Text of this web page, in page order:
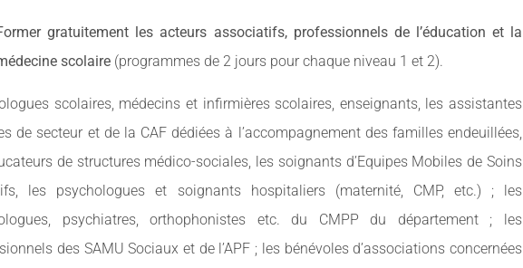
gratuitement les acteurs associatifs, professionnels de l’éducation et la
scolaire (programmes de 2 jours pour chaque niveau 1 et 2).
scolaires, médecins et infirmières scolaires, enseignants, les assistantes
de secteur et de la CAF dédiées à l’accompagnement des familles endeuillées,
de structures médico-sociales, les soignants d’Equipes Mobiles de Soins
les psychologues et soignants hospitaliers (maternité, CMP, etc.) ; les
psychiatres, orthophonistes etc. du CMPP du département ; les
des SAMU Sociaux et de l’APF ; les bénévoles d’associations concernées